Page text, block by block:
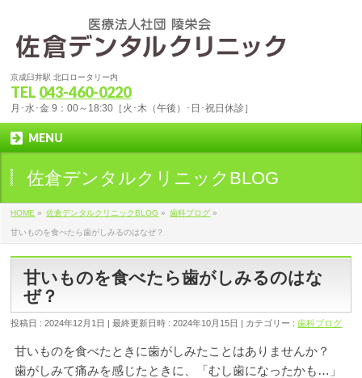
京成臼井駅 北口ロータリー内
TEL 043-460-0220
月･水･金 9：00～18:30［火･木（午後）･日･祝日休診］
MENU
佐倉デンタルクリニックBLOG
HOME » 佐倉デンタルクリニックBLOG » 歯科ブログ »
甘いものを食べたら歯がしみるのはなぜ？
甘いものを食べたら歯がしみるのはな
ぜ？
投稿日 : 2024年12月1日 最終更新日時 : 2024年10月15日 カテゴリー :歯科ブログ
甘いものを食べたときに歯がしみたことはありませんか？
歯がしみて痛みを感じたときに、「むし歯になったかも…」